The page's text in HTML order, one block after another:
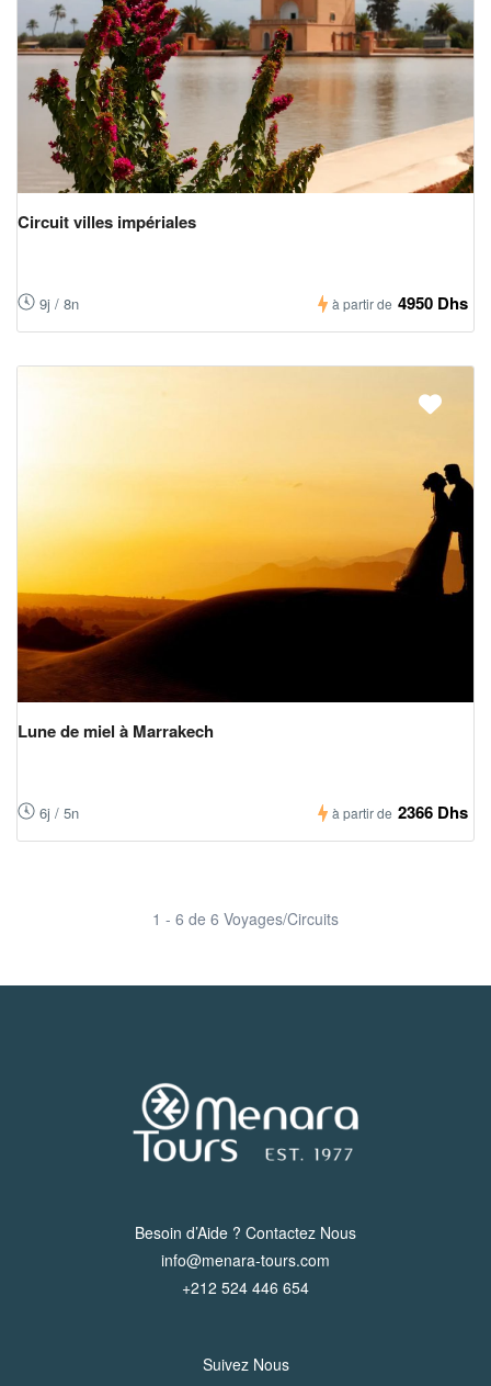
Circuit villes impériales
9j / 8n à partir de 4950 Dhs
Lune de miel à Marrakech
6j / 5n à partir de 2366 Dhs
1 - 6 de 6 Voyages/Circuits
Besoin d’Aide ? Contactez Nous
info@menara-tours.com
+212 524 446 654
Suivez Nous